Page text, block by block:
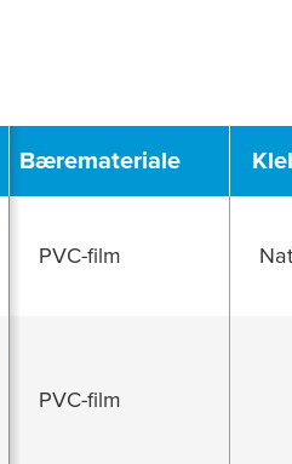
Bæremateriale
PVC-film
PVC-film